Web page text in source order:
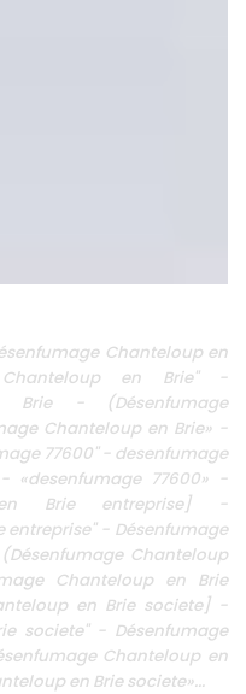
Chanteloup en
en Brie" -
Brie - (Désenfumage
Chanteloup en Brie» -
77600" - desenfumage
«desenfumage 77600» -
en Brie entreprise] -
entreprise" - Désenfumage
Chanteloup
Chanteloup en Brie
en Brie societe] -
societe" - Désenfumage
Chanteloup en
en Brie societe»...